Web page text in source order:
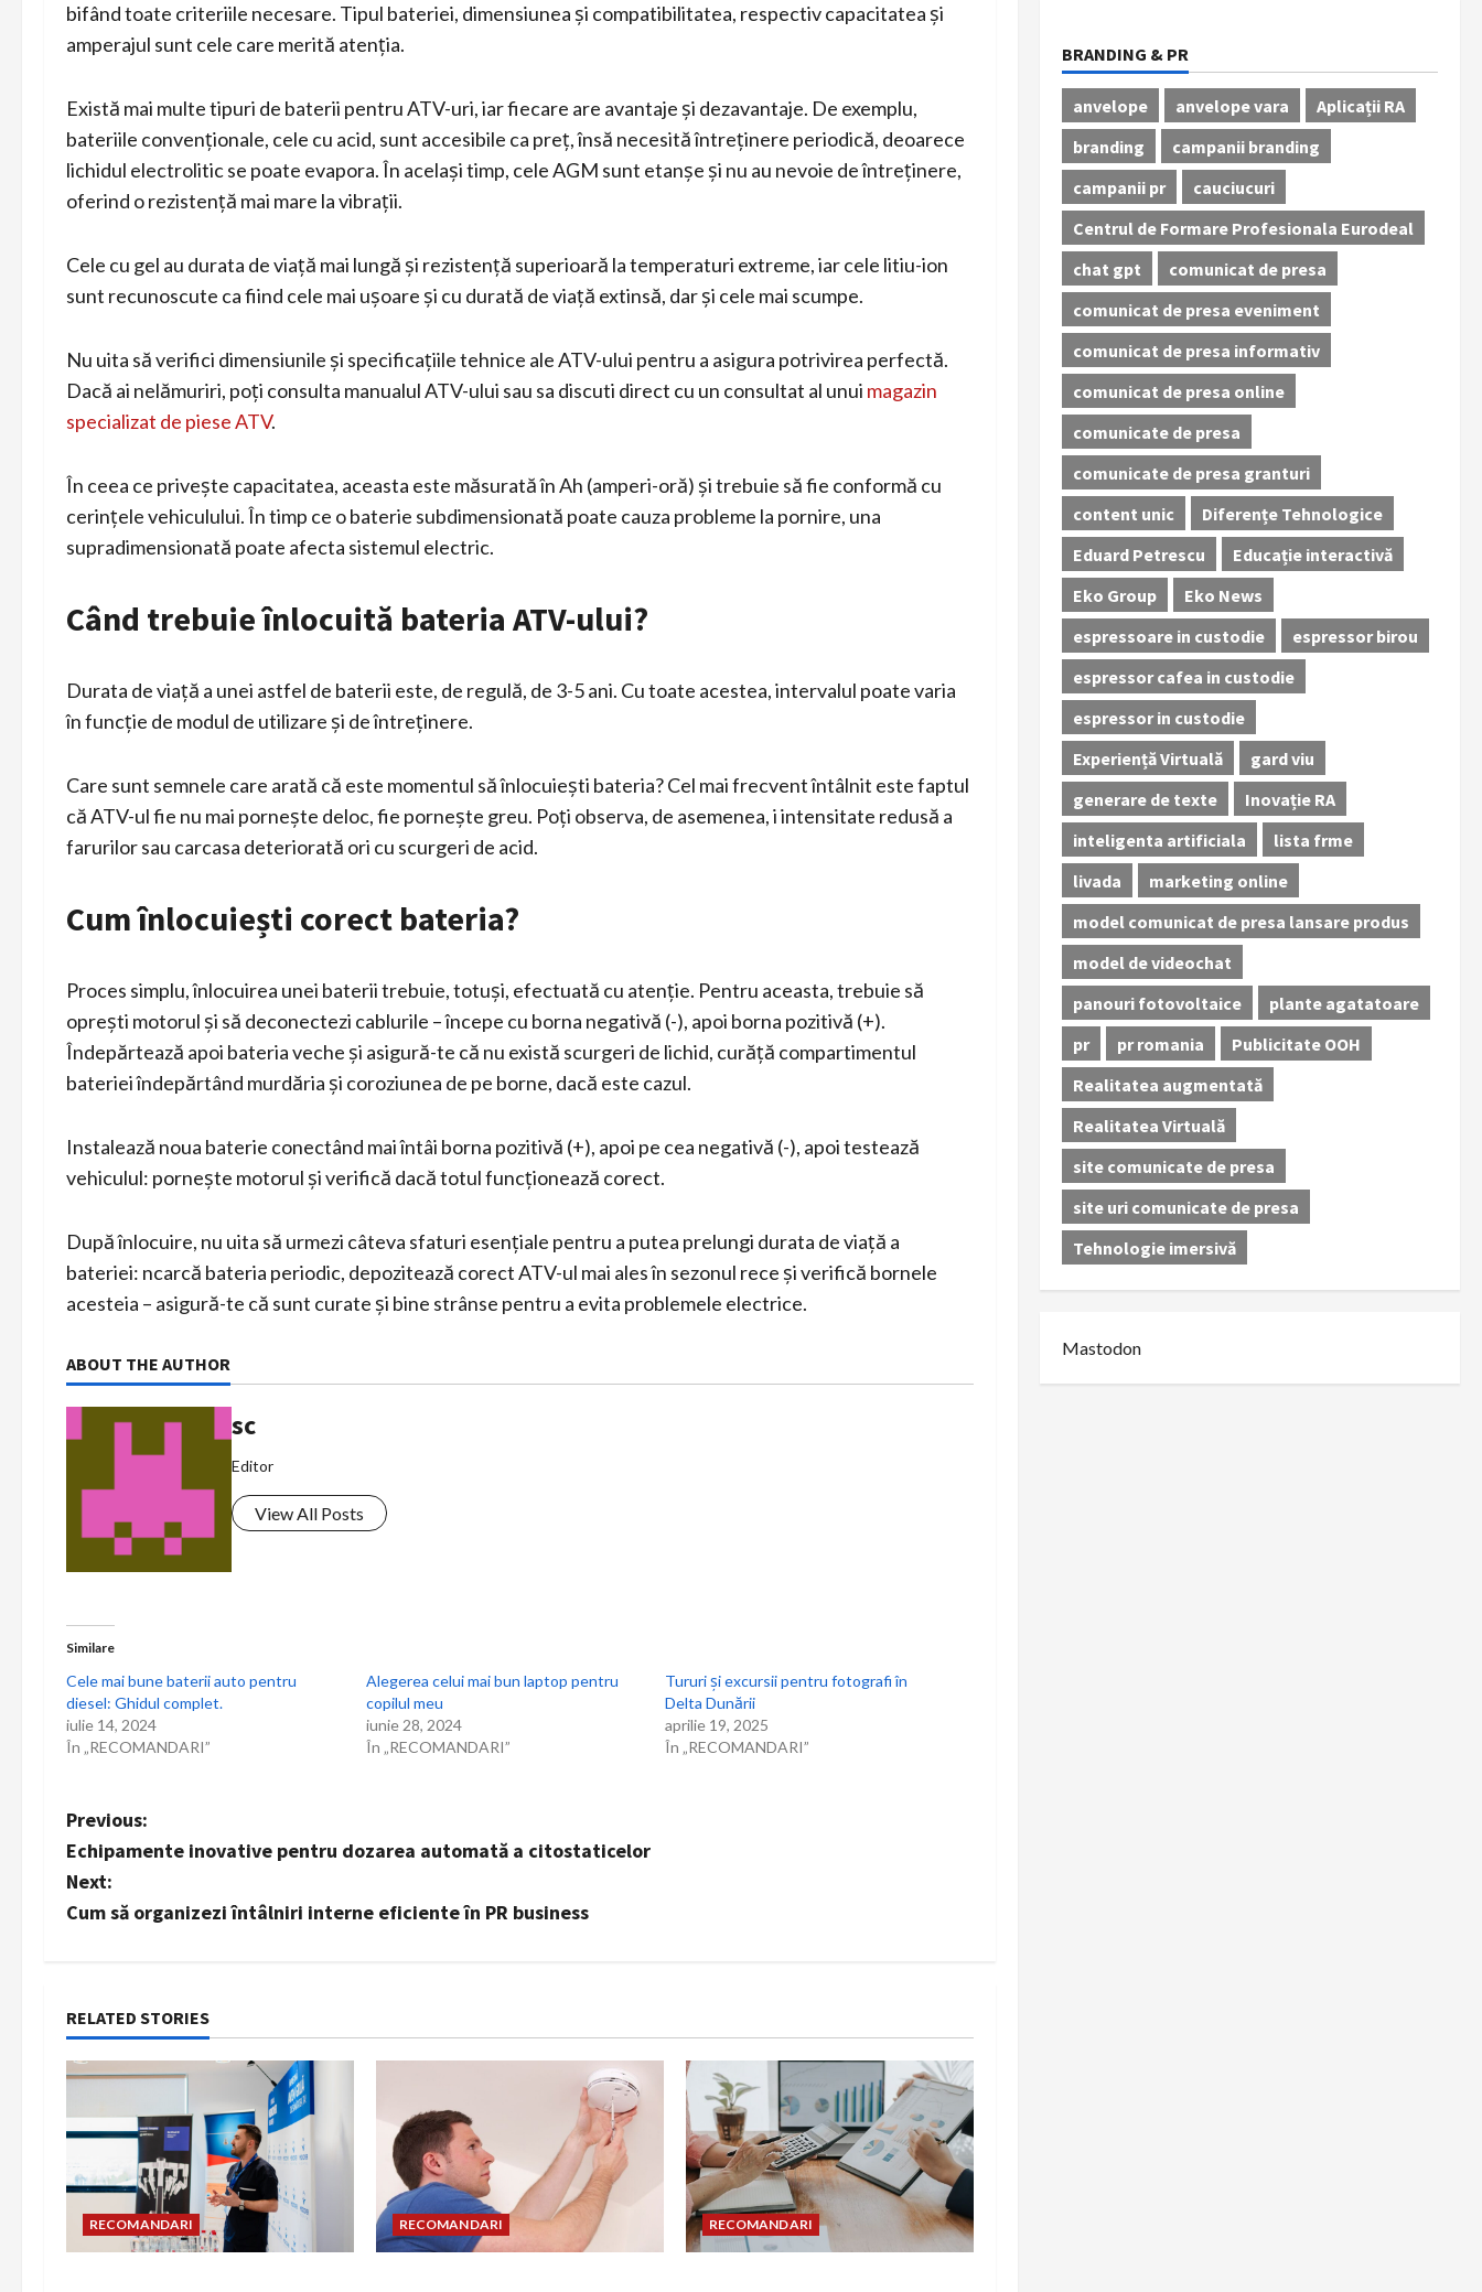
bifând toate criteriile necesare. Tipul bateriei, dimensiunea și compatibilitatea, respectiv capacitatea și
amperajul sunt cele care merită atenția.
Există mai multe tipuri de baterii pentru ATV-uri, iar fiecare are avantaje și dezavantaje. De exemplu,
bateriile convenționale, cele cu acid, sunt accesibile ca preț, însă necesită întreținere periodică, deoarece
lichidul electrolitic se poate evapora. În același timp, cele AGM sunt etanșe și nu au nevoie de întreținere,
oferind o rezistență mai mare la vibrații.
Cele cu gel au durata de viață mai lungă și rezistență superioară la temperaturi extreme, iar cele litiu-ion
sunt recunoscute ca fiind cele mai ușoare și cu durată de viață extinsă, dar și cele mai scumpe.
Nu uita să verifici dimensiunile și specificațiile tehnice ale ATV-ului pentru a asigura potrivirea perfectă.
Dacă ai nelămuriri, poți consulta manualul ATV-ului sau sa discuti direct cu un consultat al unui magazin
specializat de piese ATV.
În ceea ce privește capacitatea, aceasta este măsurată în Ah (amperi-oră) și trebuie să fie conformă cu
cerințele vehiculului. În timp ce o baterie subdimensionată poate cauza probleme la pornire, una
supradimensionată poate afecta sistemul electric.
Când trebuie înlocuită bateria ATV-ului?
Durata de viață a unei astfel de baterii este, de regulă, de 3-5 ani. Cu toate acestea, intervalul poate varia
în funcție de modul de utilizare și de întreținere.
Care sunt semnele care arată că este momentul să înlocuiești bateria? Cel mai frecvent întâlnit este faptul
că ATV-ul fie nu mai pornește deloc, fie pornește greu. Poți observa, de asemenea, i intensitate redusă a
farurilor sau carcasa deteriorată ori cu scurgeri de acid.
Cum înlocuiești corect bateria?
Proces simplu, înlocuirea unei baterii trebuie, totuși, efectuată cu atenție. Pentru aceasta, trebuie să
oprești motorul și să deconectezi cablurile – începe cu borna negativă (-), apoi borna pozitivă (+).
Îndepărtează apoi bateria veche și asigură-te că nu există scurgeri de lichid, curăță compartimentul
bateriei îndepărtând murdăria și coroziunea de pe borne, dacă este cazul.
Instalează noua baterie conectând mai întâi borna pozitivă (+), apoi pe cea negativă (-), apoi testează
vehiculul: pornește motorul și verifică dacă totul funcționează corect.
După înlocuire, nu uita să urmezi câteva sfaturi esențiale pentru a putea prelungi durata de viață a
bateriei: ncarcă bateria periodic, depozitează corect ATV-ul mai ales în sezonul rece și verifică bornele
acesteia – asigură-te că sunt curate și bine strânse pentru a evita problemele electrice.
ABOUT THE AUTHOR
sc
Editor
View All Posts
Similare
Cele mai bune baterii auto pentru
diesel: Ghidul complet.
iulie 14, 2024
În „RECOMANDARI”
Alegerea celui mai bun laptop pentru
copilul meu
iunie 28, 2024
În „RECOMANDARI”
Tururi și excursii pentru fotografi în
Delta Dunării
aprilie 19, 2025
În „RECOMANDARI”
P
o
s
n
a
i
g
a
Previous:
Echipamente inovative pentru dozarea automată a citostaticelor
Next:
Cum să organizezi întâlniri interne eficiente în PR business
RELATED STORIES
RECOMANDARI RECOMANDARI RECOMANDARI
BRANDING & PR
anvelope anvelope vara
Aplicații RA
branding
campanii branding
campanii pr
cauciucuri
Centrul de Formare Profesionala Eurodeal
chat gpt
comunicat de presa
comunicat de presa eveniment
comunicat de presa informativ
comunicat de presa online
comunicate de presa
comunicate de presa granturi
content unic
Diferențe Tehnologice
Eduard Petrescu
Educație interactivă
Eko Group
Eko News
espressoare in custodie
espressor birou
espressor cafea in custodie
espressor in custodie
Experiență Virtuală
gard viu
generare de texte
Inovație RA
inteligenta artificiala
lista frme
livada
marketing online
model comunicat de presa lansare produs
model de videochat
panouri fotovoltaice
plante agatatoare
pr
pr romania
Publicitate OOH
Realitatea augmentată
Realitatea Virtuală
site comunicate de presa
site uri comunicate de presa
Tehnologie imersivă
Mastodon